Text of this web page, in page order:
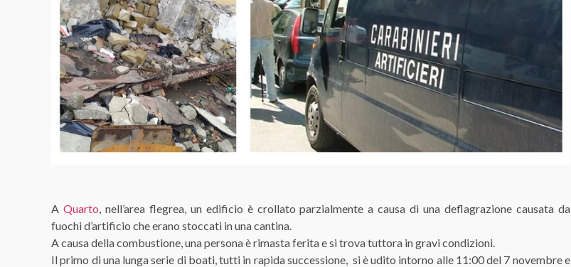
A Quarto , nell’area flegrea, un edificio è crollato parzialmente a causa di una deflagrazione causata da
fuochi d’artificio che erano stoccati in una cantina.
A causa della combustione, una persona è rimasta ferita e si trova tuttora in gravi condizioni.
Il primo di una lunga serie di boati, tutti in rapida successione, si è udito intorno alle 11:00 del 7 novembre e